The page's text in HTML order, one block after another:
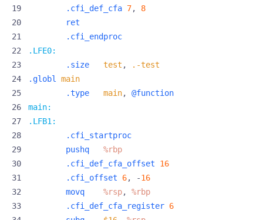
.cfi_def_cfa 7,
8
ret
.cfi_endproc
.LFE0:
.size
test ,
.-test
.globl main
.type
main,
@function
main:
.LFB1:
.cfi_startproc
pushq
%rbp
.cfi_def_cfa_offset
16
.cfi_offset
6, -16
movq
%rsp,
%rbp
.cfi_def_cfa_register 6